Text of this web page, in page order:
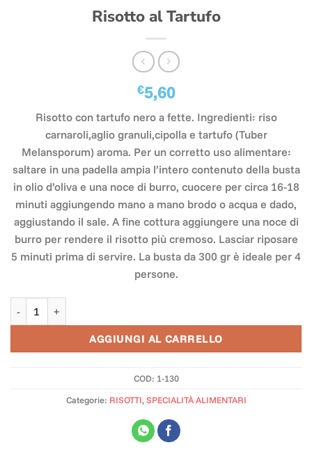
Risotto al Tartufo
€5,60
Risotto con tartufo nero a fette. Ingredienti: riso
carnaroli,aglio granuli,cipolla e tartufo (Tuber
Melansporum) aroma. Per un corretto uso alimentare:
saltare in una padella ampia l’intero contenuto della busta
in olio d’oliva e una noce di burro, cuocere per circa 16-18
minuti aggiungendo mano a mano brodo o acqua e dado,
aggiustando il sale. A fine cottura aggiungere una noce di
burro per rendere il risotto più cremoso. Lasciar riposare
5 minuti prima di servire. La busta da 300 gr è ideale per 4
persone.
AGGIUNGI AL CARRELLO
COD: 1-130
Categorie: RISOTTI,SPECIALITÀ ALIMENTARI